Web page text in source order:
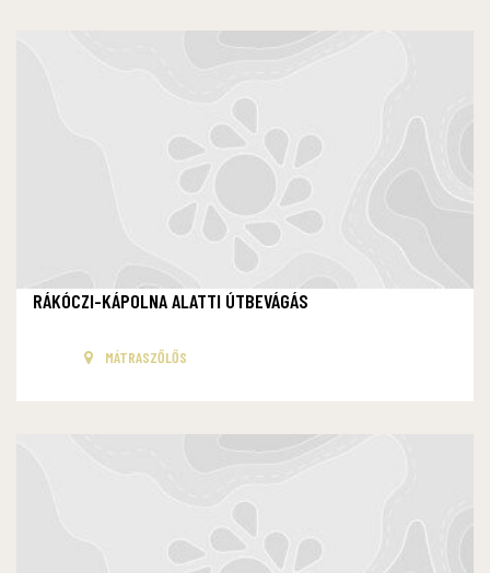
RÁKÓCZI-KÁPOLNA ALATTI ÚTBEVÁGÁS
MÁTRASZŐLŐS